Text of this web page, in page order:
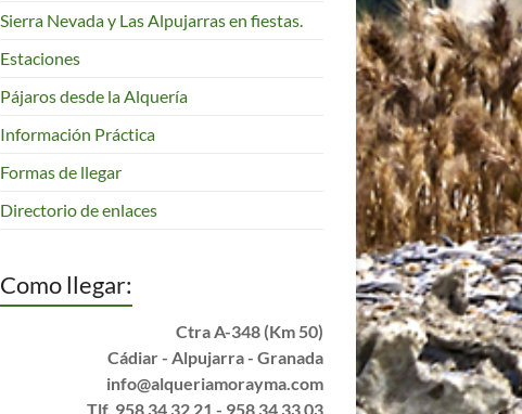
Sierra Nevada y Las Alpujarras en fiestas.
Estaciones
Pájaros desde la Alquería
Información Práctica
Formas de llegar
Directorio de enlaces
Como llegar:
Ctra A-348 (Km 50)
Cádiar - Alpujarra - Granada
info@alqueriamorayma.com
Tlf. 958 34 32 21 - 958 34 33 03